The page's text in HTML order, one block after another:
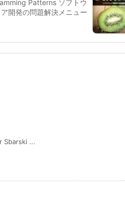
Patterns ソフトウ
ア開発の問題解決メニュー
Sbarski ...